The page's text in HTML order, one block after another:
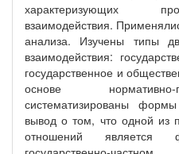
характеризующих
взаимодействия.
анализа. Изучены типы
взаимодействия:
государственное и
основе нормативно-
систематизированы
вывод о том, что одной из
отношений